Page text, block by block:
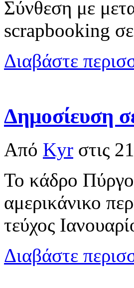
Σύνθεση με
scrapbooking
Διαβάστε
Δημοσίευση
Από Kyr στις
Το κάδρο
αμερικάνικο
τεύχος
Διαβάστε